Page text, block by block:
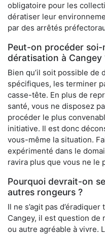
obligatoire pour les
dératiser leur
par des arrêtés
Peut-on procéder
dératisation à Cangey
Bien qu’il soit possible de
spécifiques, les terminer
casse-tête. En plus de
santé, vous ne disposez
procéder le plus
initiative. Il est donc
vous-même la situation.
expérimenté dans le
ravira plus que vous ne le
Pourquoi devrait-on
autres rongeurs ?
Il ne s’agit pas
Cangey, il est question de
ou autre agréable à vivre.